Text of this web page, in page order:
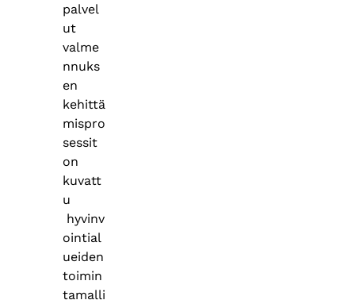
palvel
ut
valme
nnuks
en
kehittä
mispro
sessit
on
kuvatt
u
hyvinv
ointial
ueiden
toimin
tamalli